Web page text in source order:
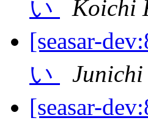
い
Koichi
[seasar-
い
[seasar-